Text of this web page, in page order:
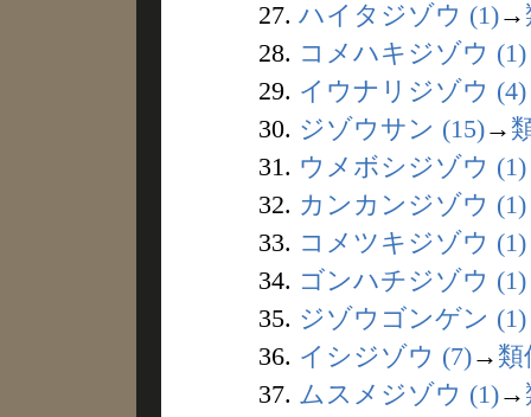
27. ハイタジゾウ (1)→
28. コメハキジゾウ (1)
29. イウナリジゾウ (4)
30. ジゾウサン (15)→
31. ウメボシジゾウ (1)
32. カンカンジゾウ (1)
33. コメツキジゾウ (1)
34. ゴンハチジゾウ (1)
35. ジゾウゴンゲン (1)
36. イシジゾウ (7)→ 類
37. ムスメジゾウ (1)→